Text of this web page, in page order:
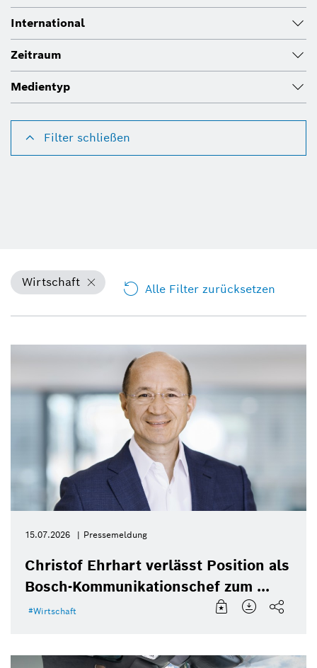
International
Zeitraum
Medientyp
Filter schließen
Wirtschaft Alle Filter zurücksetzen
15.07.2026 Pressemeldung
Christof Ehrhart verlässt Position als
Bosch-Kommunikationschef zum ...
Wirtschaft